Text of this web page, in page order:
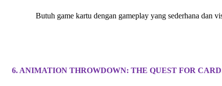
Butuh game kartu dengan gameplay yang sederhana dan
6. ANІMATІON THROWDOWN: THE QUEST FOR